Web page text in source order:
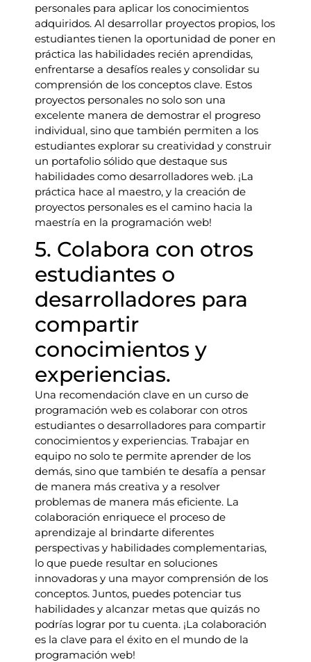
personales para aplicar los conocimientos
adquiridos. Al desarrollar proyectos propios, los
estudiantes tienen la oportunidad de poner en
práctica las habilidades recién aprendidas,
enfrentarse a desafíos reales y consolidar su
comprensión de los conceptos clave. Estos
proyectos personales no solo son una
excelente manera de demostrar el progreso
individual, sino que también permiten a los
estudiantes explorar su creatividad y construir
un portafolio sólido que destaque sus
habilidades como desarrolladores web. ¡La
práctica hace al maestro, y la creación de
proyectos personales es el camino hacia la
maestría en la programación web!
5. Colabora con otros
estudiantes o
desarrolladores para
compartir
conocimientos y
experiencias.
Una recomendación clave en un curso de
programación web es colaborar con otros
estudiantes o desarrolladores para compartir
conocimientos y experiencias. Trabajar en
equipo no solo te permite aprender de los
demás, sino que también te desafía a pensar
de manera más creativa y a resolver
problemas de manera más eficiente. La
colaboración enriquece el proceso de
aprendizaje al brindarte diferentes
perspectivas y habilidades complementarias,
lo que puede resultar en soluciones
innovadoras y una mayor comprensión de los
conceptos. Juntos, puedes potenciar tus
habilidades y alcanzar metas que quizás no
podrías lograr por tu cuenta. ¡La colaboración
es la clave para el éxito en el mundo de la
programación web!